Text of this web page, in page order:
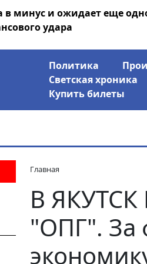
минус и ожидает еще
удара
Политика
Светская хроника
Купить билеты
Главная
В
"ОПГ". За